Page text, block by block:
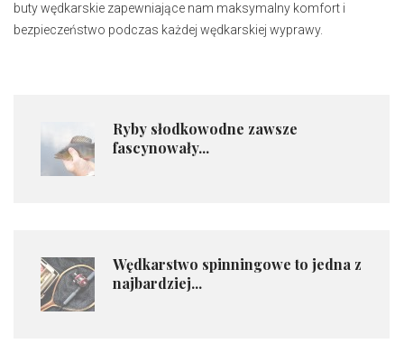
buty wędkarskie zapewniające nam maksymalny komfort i
bezpieczeństwo podczas każdej wędkarskiej wyprawy.
Ryby słodkowodne zawsze
fascynowały...
Wędkarstwo spinningowe to jedna z
najbardziej...